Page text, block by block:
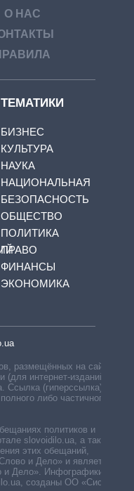
О НАС
ТЕМАТИКИ
БИЗНЕС
КУЛЬТУРА
НАУКА
НАЦИОНАЛЬНАЯ
БЕЗОПАСНОСТЬ
ОБЩЕСТВО
ПОЛИТИКА
ПРАВО
ФИНАНСЫ
ЭКОНОМИКА
размещённых на сайте,
(для интернет-изданий —
Ссылка (гиперссылка)
либо частичного
политиков и
slovoidilo.ua, а также
этих обещаний,
и Дело» и является
Дело». Инфографики,
созданы ОО «Система